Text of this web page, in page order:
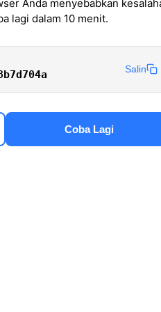
Anda menyebabkan
lagi dalam 10 menit.
Salin
Coba Lagi